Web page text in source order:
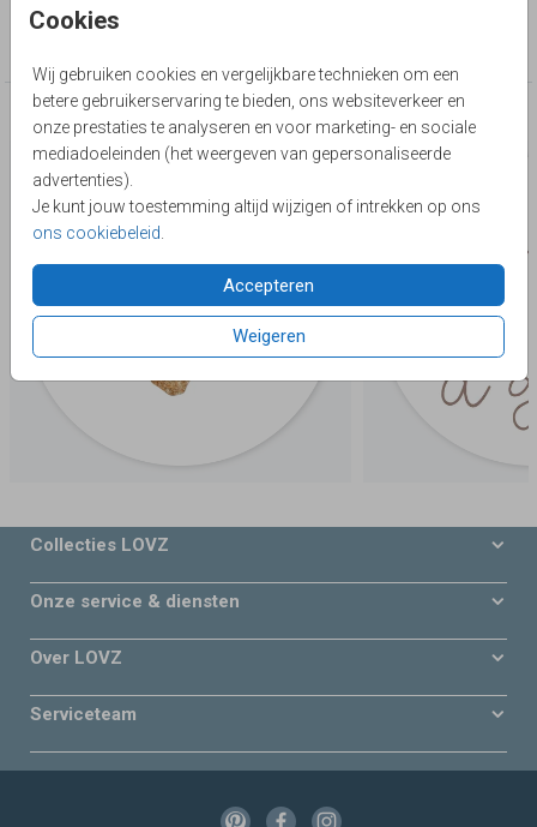
Cookies
Wij gebruiken cookies en vergelijkbare technieken om een
betere gebruikerservaring te bieden, ons websiteverkeer en
onze prestaties te analyseren en voor marketing- en sociale
mediadoeleinden (het weergeven van gepersonaliseerde
advertenties).
Je kunt jouw toestemming altijd wijzigen of intrekken op ons
ons cookiebeleid
Accepteren
Weigeren
Collectie
Deze producten zijn wellicht ook iets voor je
Collecties LOVZ
Onze service & diensten
Over LOVZ
Serviceteam